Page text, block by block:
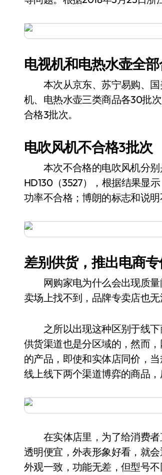
电视机和电热水壶全
本次从京东、苏宁易购、国
机、电热水壶三类商品各30批
合格3批次。
电吹风机不合格3批次
本次不合格的电吹风机分别
HD130（3527），根据结果显
功率不合格；博朗的标志和说明
差别供货，推出电商
网购家电为什么会出现质量
卖场上找不到，品牌专卖店也
之所以出现这种区别于线下
供货渠道也是分区域的，然而
的产品，即使和实体店同价，
线上线下两个渠道博弈的商品
在实体店里，为了给消费者
透明便宜，外表形象好看，就
外观一致，功能无差，但型号